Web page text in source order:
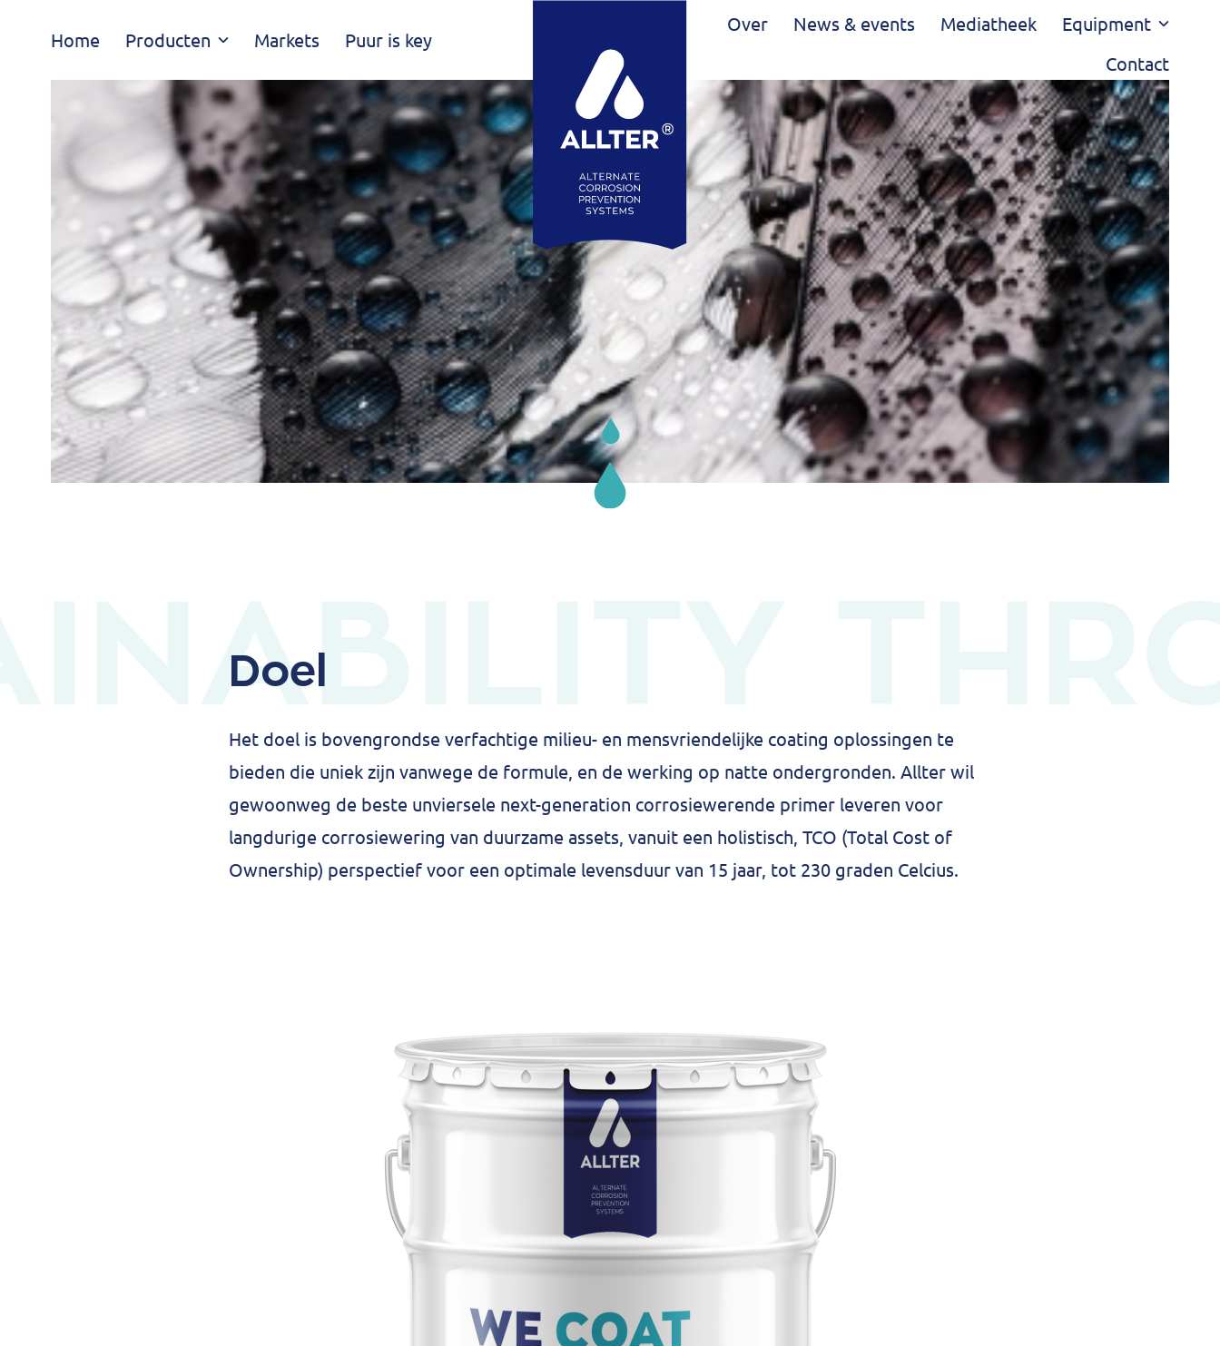
Navigatie
overslaan
Home Producten Markets Puur is key
Over News & events Mediatheek
Equipment
Contact
Doel
Het doel is bovengrondse verfachtige milieu- en mensvriendelijke coating oplossingen te
bieden die uniek zijn vanwege de formule, en de werking op natte ondergronden. Allter wil
gewoonweg de beste unviersele next-generation corrosiewerende primer leveren voor
langdurige corrosiewering van duurzame assets, vanuit een holistisch, TCO (Total Cost of
Ownership) perspectief voor een optimale levensduur van 15 jaar, tot 230 graden Celcius.